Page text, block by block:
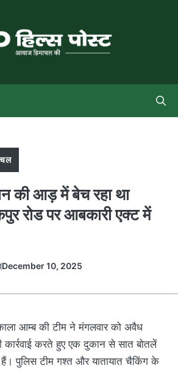
की आड़ में बेच रहा था
रोड पर आबकारी एक्ट में
December 10, 2025
आम्ब की टीम ने मंगलवार को अवैध
कार्रवाई करते हुए एक दुकान से सात बोतलें
हैं। पुलिस टीम गश्त और यातायात चैकिंग के